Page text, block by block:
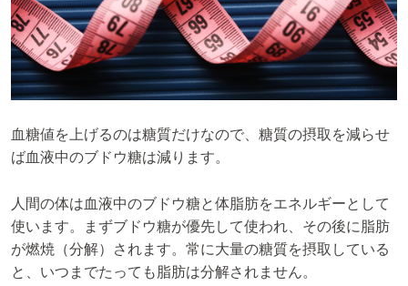
血糖値を上げるのは糖質だけなので、糖質の摂取を減らせ
ば血液中のブドウ糖は減ります。
人間の体は血液中のブドウ糖と体脂肪をエネルギーとして
使います。まずブドウ糖が優先して使われ、その後に脂肪
が燃焼（分解）されます。常に大量の糖質を摂取している
と、いつまでたっても脂肪は分解されません。